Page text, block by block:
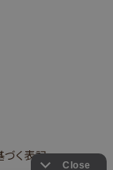
く表記